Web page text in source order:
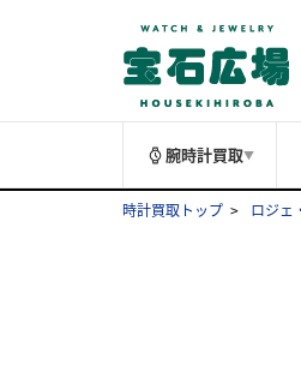
腕時計買取▼
時計買取トップ ロジェ